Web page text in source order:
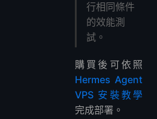
行相同條件
的效能測
試。
購買後可依照
Hermes Agent
VPS 安裝教學
完成部署。